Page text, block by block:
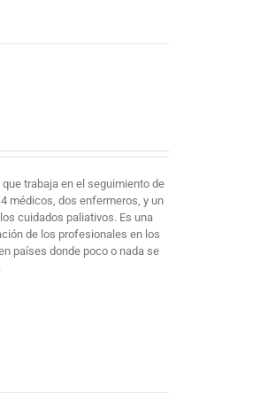
trabaja en el seguimiento de
médicos, dos enfermeros, y un
cuidados paliativos. Es una
de los profesionales en los
países donde poco o nada se